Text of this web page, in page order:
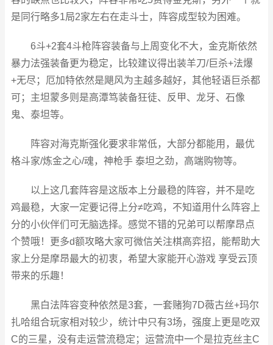
是同行略多1局2家左右在走斗士，阵容成型较为困难。
6斗+2套4斗枪阵容装备与上周变化不大，金克斯依然
暴力法强装备更为稳定，比较建议得出装羊刀/巨杀+法爆
+无尽；厄加特依然是飓风为主越多越好，其他轻语巨杀都
可；主坦蒙多则是高潭笃装备狂徒、反甲、龙牙、石像
鬼、泰坦等。
阵容对海克斯强化要求非常低，大部分都能用，最优
格斗家/炼金之心/魂，神枪手 泰坦之劲，高端购物等。
以上这几套阵容是这版本上分最稳的阵容，并不是吃
鸡最稳，大家一定要记得上分≠吃鸡，不知道用什么阵容上
分的小伙伴们可无脑选择。感觉不错的兄弟可以帮摩昂点
个赞哦！更多d额攻略大家可微信关注棋高弈招，能帮助大
家上分是摩昂最大的初衷，希望大家能开心游戏 享受云顶
带来的乐趣！
黑白法阵容变种依然是3套，一套赌狗7D薇古丝+玛尔
扎哈组合玩家相对较少，统计中只有3场，强度上更是吃双
C的三星，没有走运营流稳定；运营流中一个是拉克丝主C